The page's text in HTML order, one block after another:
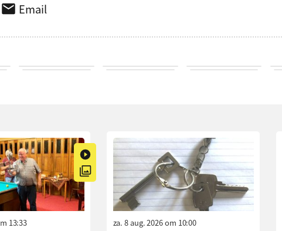
Email
13:33 za. 8 aug. 2026 om 10:00